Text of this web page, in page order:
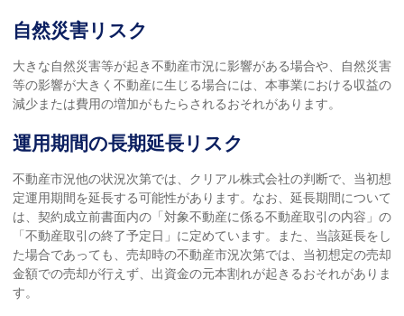
自然災害リスク
大きな自然災害等が起き不動産市況に影響がある場合や、自然災害
等の影響が大きく不動産に生じる場合には、本事業における収益の
減少または費用の増加がもたらされるおそれがあります。
運用期間の長期延長リスク
不動産市況他の状況次第では、クリアル株式会社の判断で、当初想
定運用期間を延長する可能性があります。なお、延長期間について
は、契約成立前書面内の「対象不動産に係る不動産取引の内容」の
「不動産取引の終了予定日」に定めています。また、当該延長をし
た場合であっても、売却時の不動産市況次第では、当初想定の売却
金額での売却が行えず、出資金の元本割れが起きるおそれがありま
す。